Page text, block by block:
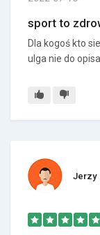
sport to
Dla kogoś kto
ulga nie do
Jerzy